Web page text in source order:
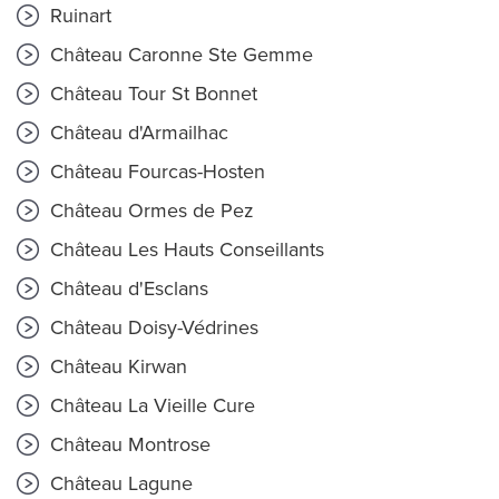
Ruinart
Château Caronne Ste Gemme
Château Tour St Bonnet
Château d'Armailhac
Château Fourcas-Hosten
Château Ormes de Pez
Château Les Hauts Conseillants
Château d'Esclans
Château Doisy-Védrines
Château Kirwan
Château La Vieille Cure
Château Montrose
Château Lagune